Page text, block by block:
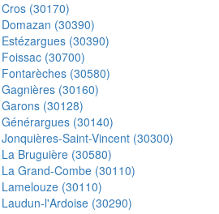
Cros (30170)
Domazan (30390)
Estézargues (30390)
Foissac (30700)
Fontarèches (30580)
Gagnières (30160)
Garons (30128)
Générargues (30140)
Jonquières-Saint-Vincent (30300)
La Bruguière (30580)
La Grand-Combe (30110)
Lamelouze (30110)
Laudun-l'Ardoise (30290)